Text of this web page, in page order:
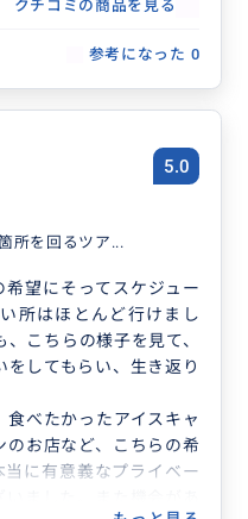
クチコミの商品を見る
参考になった 0
5.0
所を回るツア...
望にそってスケジュー
所はほとんど行けまし
こちらの様子を見て、
してもらい、生き返り
食べたかったアイスキャ
のお店など、こちらの希
当に有意義なプライベー